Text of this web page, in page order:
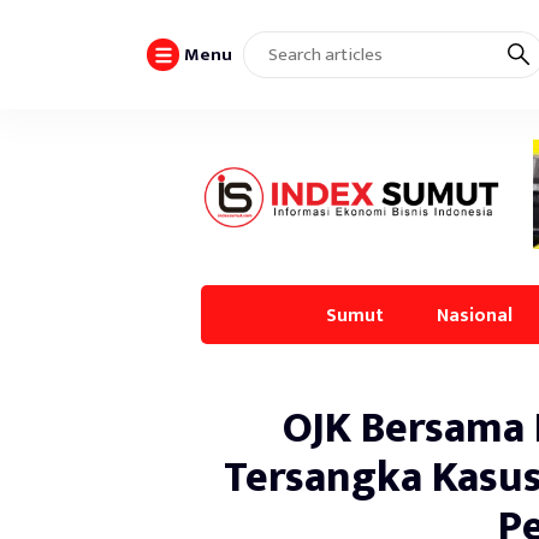
Menu
Sumut Nasional
OJK
Tersangka